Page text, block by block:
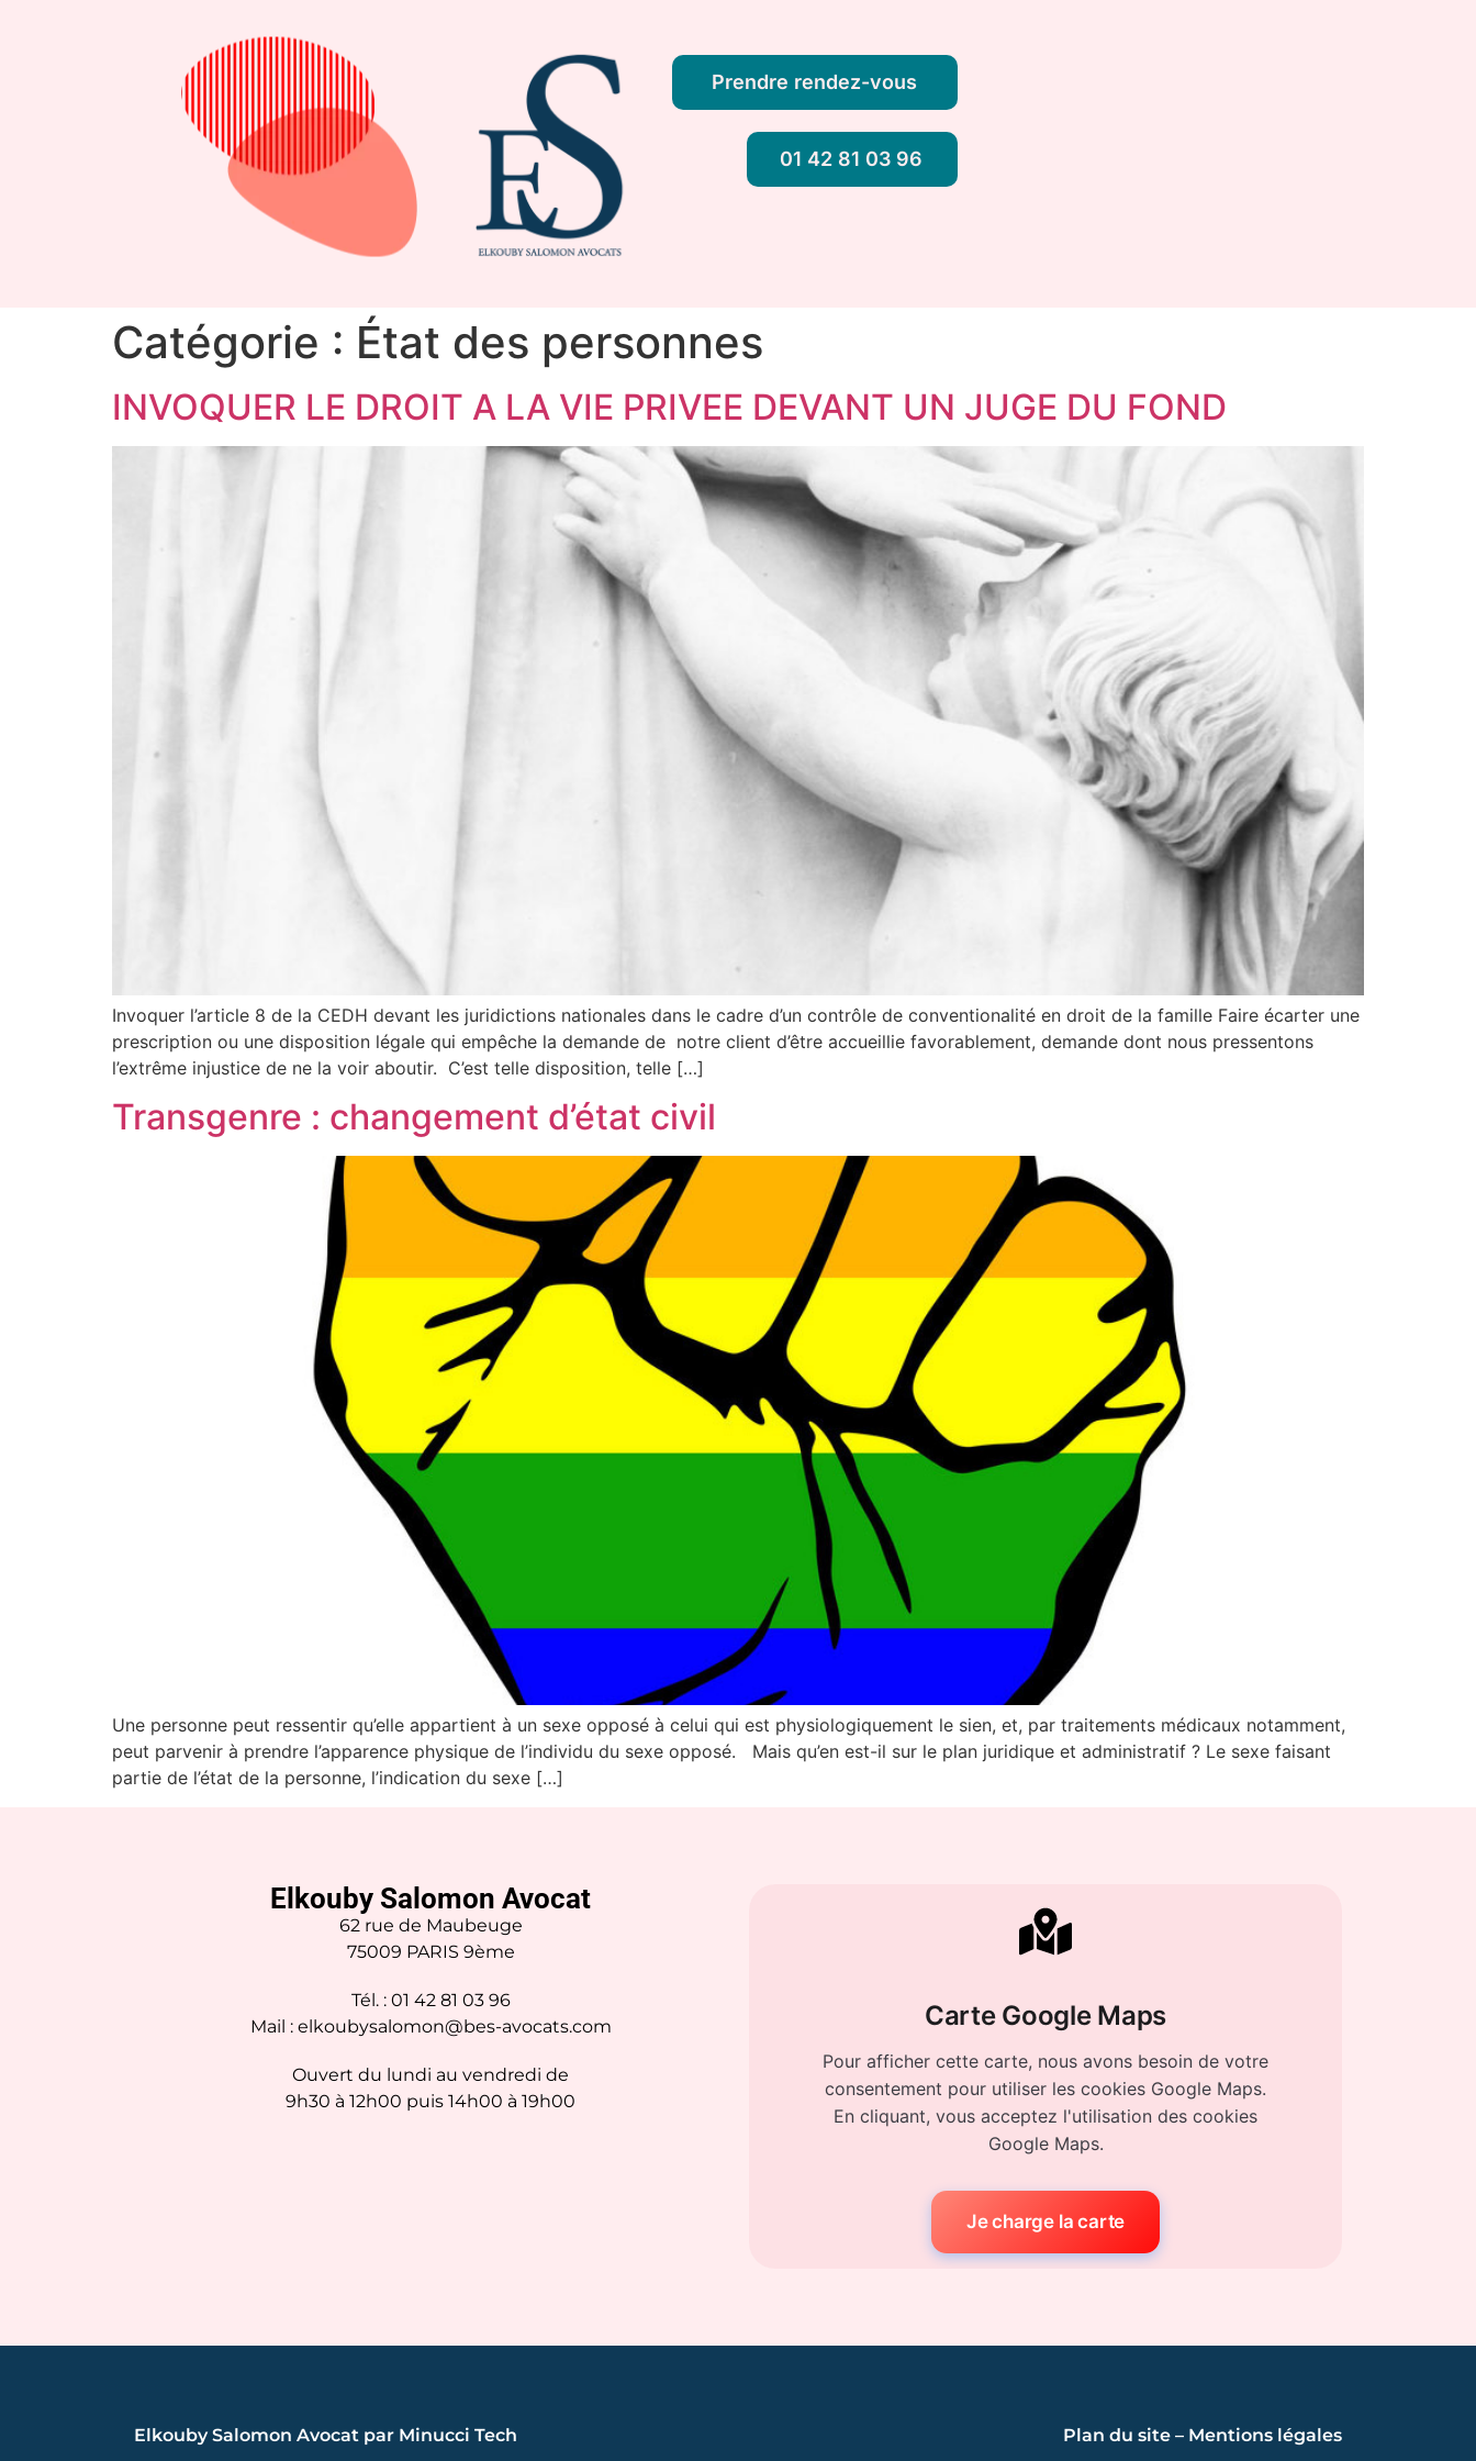
Prendre rendez-vous
01 42 81 03 96
Catégorie : État des personnes
INVOQUER LE DROIT A LA VIE PRIVEE DEVANT UN JUGE DU FOND
Invoquer l’article 8 de la CEDH devant les juridictions nationales dans le cadre d’un contrôle de conventionalité en droit de la famille Faire écarter une
prescription ou une disposition légale qui empêche la demande de notre client d’être accueillie favorablement, demande dont nous pressentons
l’extrême injustice de ne la voir aboutir. C’est telle disposition, telle […]
Transgenre : changement d’état civil
Une personne peut ressentir qu’elle appartient à un sexe opposé à celui qui est physiologiquement le sien, et, par traitements médicaux notamment,
peut parvenir à prendre l’apparence physique de l’individu du sexe opposé. Mais qu’en est-il sur le plan juridique et administratif ? Le sexe faisant
partie de l’état de la personne, l’indication du sexe […]
Elkouby Salomon Avocat
62 rue de Maubeuge
75009 PARIS 9ème
Tél. : 01 42 81 03 96
Mail : elkoubysalomon@bes-avocats.com
Ouvert du lundi au vendredi de
9h30 à 12h00 puis 14h00 à 19h00
Carte Google Maps
Pour afficher cette carte, nous avons besoin de votre
consentement pour utiliser les cookies Google Maps.
En cliquant, vous acceptez l'utilisation des cookies
Google Maps.
Je charge la carte
Elkouby Salomon Avocat par Minucci Tech Plan du site – Mentions légales